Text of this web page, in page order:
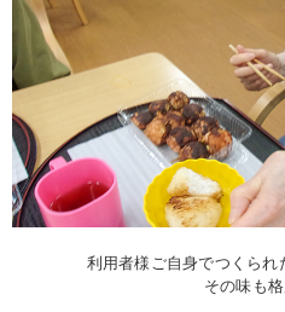
利用者様ご自身でつくられ
その味も